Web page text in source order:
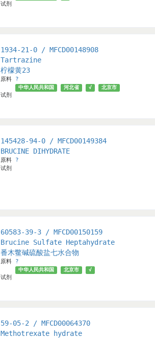
试剂
1934-21-0 / MFCD00148908
Tartrazine
柠檬黄23
原料 ?
试剂
中华人民共和国 河北省 √ 北京市
145428-94-0 / MFCD00149384
BRUCINE DIHYDRATE
原料 ?
试剂
60583-39-3 / MFCD00150159
Brucine Sulfate Heptahydrate
番木鳖碱硫酸盐七水合物
原料 ?
试剂
中华人民共和国 北京市 √
59-05-2 / MFCD00064370
Methotrexate hydrate